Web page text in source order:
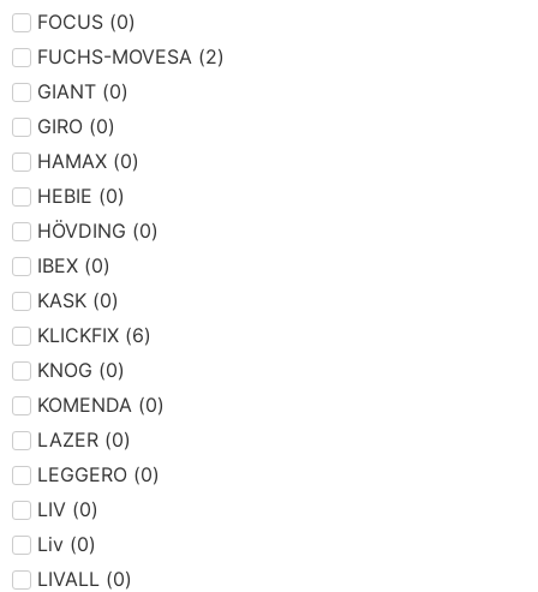
FOCUS (0)
FUCHS-MOVESA (2)
GIANT (0)
GIRO (0)
HAMAX (0)
HEBIE (0)
HÖVDING (0)
IBEX (0)
KASK (0)
KLICKFIX (6)
KNOG (0)
KOMENDA (0)
LAZER (0)
LEGGERO (0)
LIV (0)
Liv (0)
LIVALL (0)